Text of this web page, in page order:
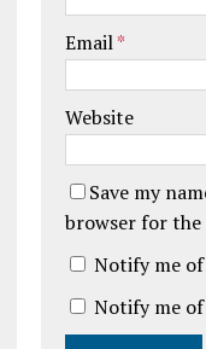
Email*
Website
Save my
browser for
Notify me
Notify me